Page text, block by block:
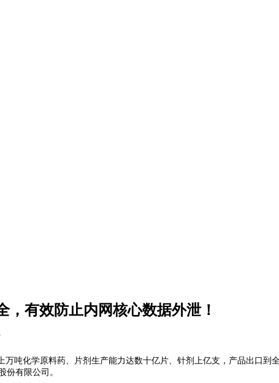
，有效防止内网核心数据外泄！
吨化学原料药、片剂生产能力达数十亿片、针剂上亿支，产品出口
有限公司。